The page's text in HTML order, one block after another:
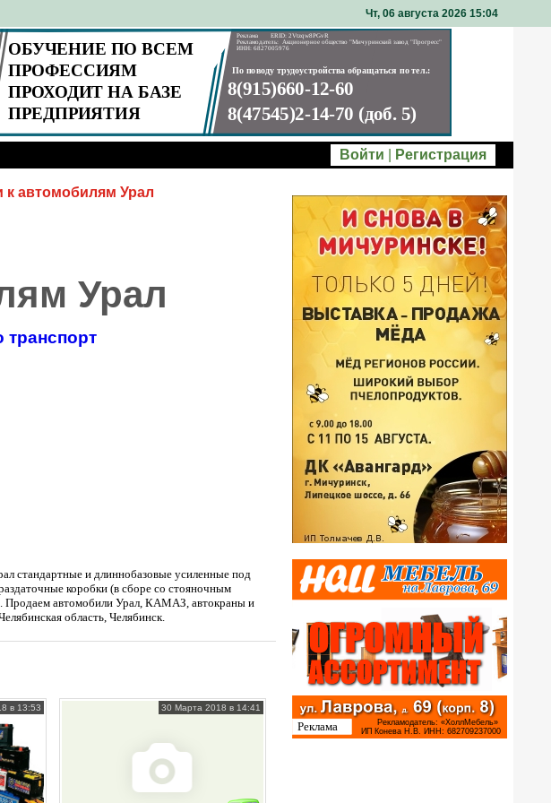
Чт, 06 августа 2026 15 04
Войти Регистрация
к автомобилям Урал
Урал
транспорт
стандартные и длиннобазовые усиленные под
коробки (в сборе со стояночным
Продаем автомобили Урал, КАМАЗ, автокраны и
область, Челябинск.
в 13:53 30 Марта 2018 в 14:41